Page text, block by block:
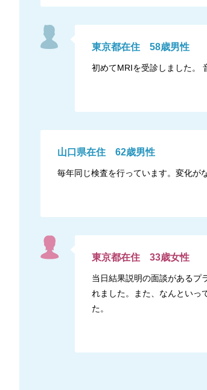
東京都在住 58歳男性
初めてMRIを受診しました。
山口県在住 62歳男性
毎年同じ検査を行っています。変化が
東京都在住 33歳女性
当日結果説明の面談があるプ
れました。また、なんといっ
た。